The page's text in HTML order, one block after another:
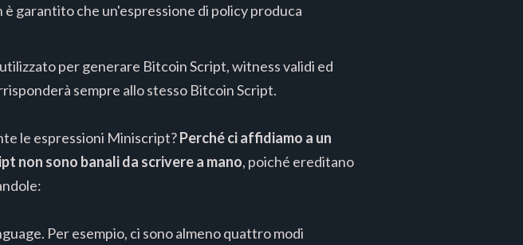
è garantito che un'espressione di policy produca
per generare Bitcoin Script, witness validi ed
sempre allo stesso Bitcoin Script.
le espressioni Miniscript?Perché ci affidiamo a un
non sono banali da scrivere a mano, poiché ereditano
Per esempio, ci sono almeno quattro modi